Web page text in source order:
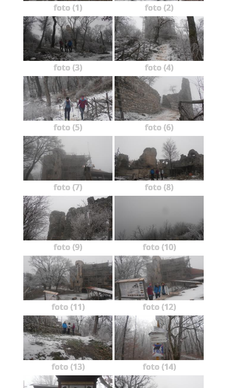
foto (1) foto (2)
foto (3) foto (4)
foto (5) foto (6)
foto (7) foto (8)
foto (9) foto (10)
foto (11) foto (12)
foto (13) foto (14)